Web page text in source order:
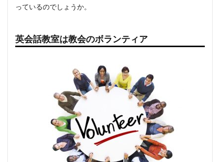
っているのでしょうか。
英会話教室は教会のボランティア